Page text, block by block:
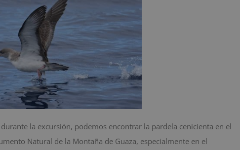
la excursión, podemos encontrar la pardela cenicienta en el
Natural de la Montaña de Guaza, especialmente en el